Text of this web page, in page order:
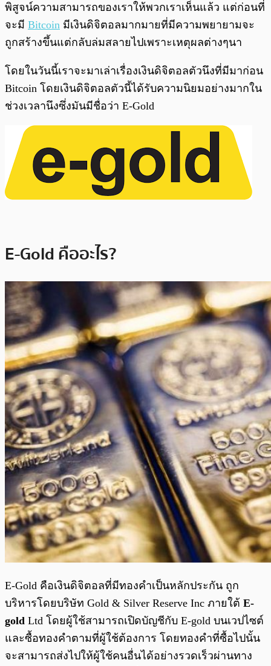
พิสูจน์ความสามารถของเราให้พวกเราเห็นแล้ว แต่ก่อนที่
จะมี Bitcoin มีเงินดิจิตอลมากมายที่มีความพยายามจะ
ถูกสร้างขึ้นแต่กลับล่มสลายไปเพราะเหตุผลต่างๆนา
โดยในวันนี้เราจะมาเล่าเรื่องเงินดิจิตอลตัวนึงที่มีมาก่อน
Bitcoin โดยเงินดิจิตอลตัวนี้ได้รับความนิยมอย่างมากใน
ช่วงเวลานึงซึ่งมันมีชื่อว่า E-Gold
E-Gold คืออะไร?
E-Gold คือเงินดิจิตอลที่มีทองคำเป็นหลักประกัน ถูก
บริหารโดยบริษัท Gold & Silver Reserve Inc ภายใต้ E-
gold Ltd โดยผู้ใช้สามารถเปิดบัญชีกับ E-gold บนเวปไซต์
และซื้อทองคำตามที่ผู้ใช้ต้องการ โดยทองคำที่ซื้อไปนั้น
จะสามารถส่งไปให้ผู้ใช้คนอื่นได้อย่างรวดเร็วผ่านทาง